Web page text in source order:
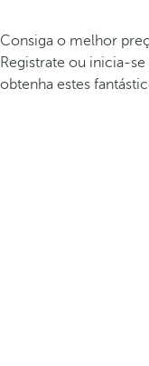
Consiga o melhor
Registrate ou inicia-
obtenha estes